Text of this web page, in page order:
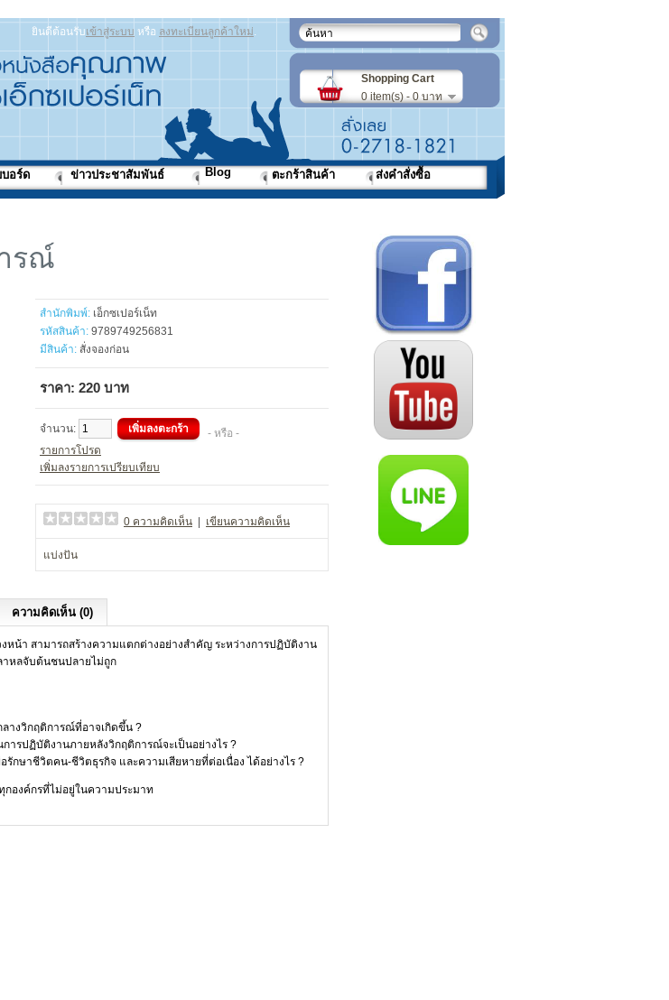
Shopping Cart
0 item(s) - 0 บาท
ยินดีต้อนรับเข้าสู่ระบบ หรือ ลงทะเบียนลูกค้าใหม่.
บอร์ด ข่าวประชาสัมพันธ์ Blog ตะกร้าสินค้า ส่งคำสั่งซื้อ
รณ์
สำนักพิมพ์: เอ็กซเปอร์เน็ท
รหัสสินค้า: 9789749256831
มีสินค้า: สั่งจองก่อน
ราคา: 220 บาท
จำนวน:
- หรือ -
รายการโปรด
เพิ่มลงรายการเปรียบเทียบ
0 ความคิดเห็น เขียนความคิดเห็น
แบ่งปัน
ความคิดเห็น (0)
า สามารถสร้างความแตกต่างอย่างสำคัญ ระหว่างการปฏิบัติงาน
าหลจับต้นชนปลายไม่ถูก
างวิกฤติการณ์ที่อาจเกิดขึ้น ?
ารปฏิบัติงานภายหลังวิกฤติการณ์จะเป็นอย่างไร ?
กษาชีวิตคน-ชีวิตธุรกิจ และความเสียหายที่ต่อเนื่อง ได้อย่างไร ?
องค์กรที่ไม่อยู่ในความประมาท